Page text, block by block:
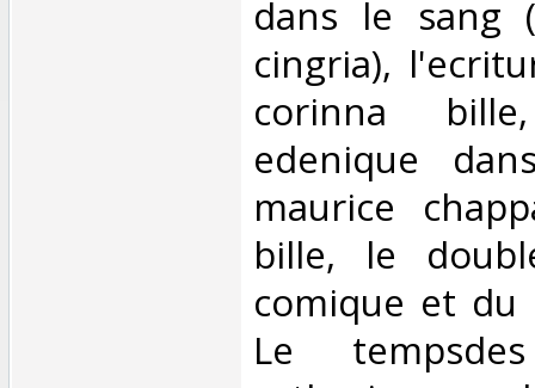
dans le sang
cingria),
corinna
edenique
maurice
bille, le
comique et du
Le